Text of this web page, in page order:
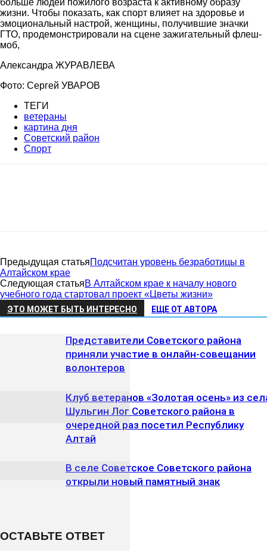
жизни. Чтобы показать, как спорт влияет на здоровье и
эмоциональный настрой, женщины, получившие значки
ГТО, продемонстрировали на сцене зажигательный флеш-
моб,
Александра ЖУРАВЛЕВА
Фото: Сергей УВАРОВ
ТЕГИ
ветераны
картина дня
Советский район
Спорт
Предыдущая статьяПодсчитан уровень безработицы в
Алтайском крае
Следующая статьяВ Алтайском крае к началу нового
учебного года стартовал проект «Цветы жизни»
ЭТО МОЖЕТ БЫТЬ ИНТЕРЕСНО ЕЩЕ ОТ АВТОРА
Представители Советского района
приняли участие в онлайн-совещании
волонтеров
Клуб ветеранов «Золотая осень» из
Шульгин Лог Советского района в
очередной раз посетил Республику
Алтай
В селе Советское Советского района
открыли новый памятный знак
ОСТАВЬТЕ ОТВЕТ